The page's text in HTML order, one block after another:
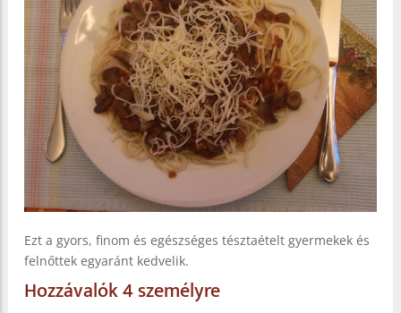
Ezt a gyors, finom és egészséges tésztaételt gyermekek és
felnőttek egyaránt kedvelik.
Hozzávalók 4 személyre